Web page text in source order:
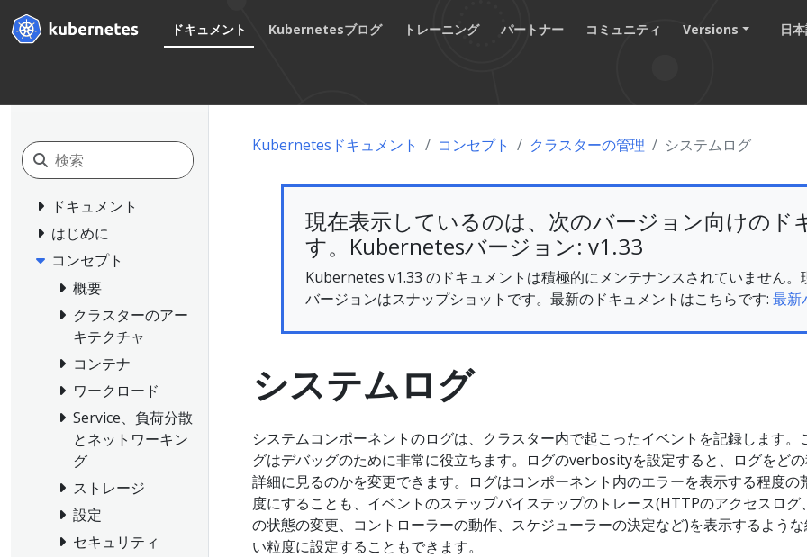
ドキュメント Kubernetesブログ トレーニング パートナー コミュニティ Versions 日
ドキュメント
はじめに
コンセプト
概要
クラスターのアー
キテクチャ
コンテナ
ワークロード
Service、負荷分散
とネットワーキン
グ
ストレージ
設定
セキュリティ
Kubernetesドキュメント コンセプト クラスターの管理 システムログ
現在表示しているのは、次のバージョン向けのド
す。Kubernetesバージョン: v1.33
Kubernetes v1.33 のドキュメントは積極的にメンテナンスされていません。
バージョンはスナップショットです。最新のドキュメントはこちらです: 最新
システムログ
システムコンポーネントのログは、クラスター内で起こったイベントを記録します。
グはデバッグのために非常に役立ちます。ログのverbosityを設定すると、ログをど
詳細に見るのかを変更できます。ログはコンポーネント内のエラーを表示する程度の
度にすることも、イベントのステップバイステップのトレース(HTTPのアクセスログ
の状態の変更、コントローラーの動作、スケジューラーの決定など)を表示するよう
い粒度に設定することもできます。